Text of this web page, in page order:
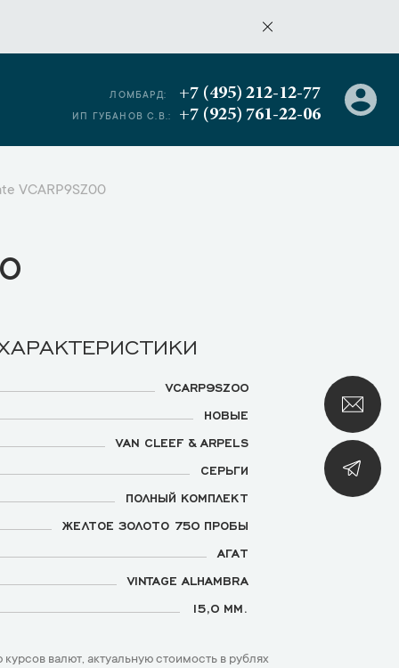
ЛОМБАРД: +7 (495) 212-12-77
ИП ГУБАНОВ С.В.: +7 (925) 761-22-06
VCARP9SZ00
VCARP9SZ00
НОВЫЕ
VAN CLEEF & ARPELS
СЕРЬГИ
ПОЛНЫЙ КОМПЛЕКТ
ЖЕЛТОЕ ЗОЛОТО 750 ПРОБЫ
АГАТ
VINTAGE ALHAMBRA
15,0 ММ.
валют, актуальную стоимость в рублях